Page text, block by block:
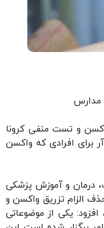
و تست منفی کرونا
افرادی که واکسن
درمان و آموزش پزشکی
الزام تزریق واکسن و
یکی از موضوعاتی